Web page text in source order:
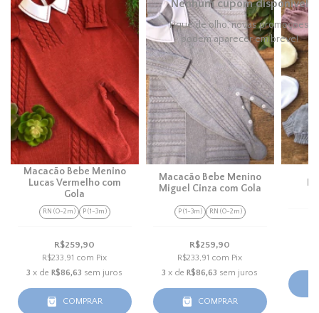
Macacão Bebe Menino
Lucas Vermelho com
Gola
RN (0-2m) P (1-3m)
R$259,90
R$233,91 com Pix
3 x de R$86,63 sem juros
COMPRAR
Macacão Bebe Menino
Miguel Cinza com Gola
P (1-3m) RN (0-2m)
R$259,90
R$233,91 com Pix
3 x de R$86,63 sem juros
COMPRAR